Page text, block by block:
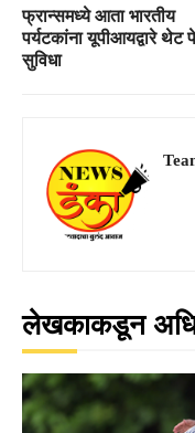
फ्रान्समध्ये आता भारतीय
पर्यटकांना यूपीआयद्वारे थेट
सुविधा
लेखकाकडून